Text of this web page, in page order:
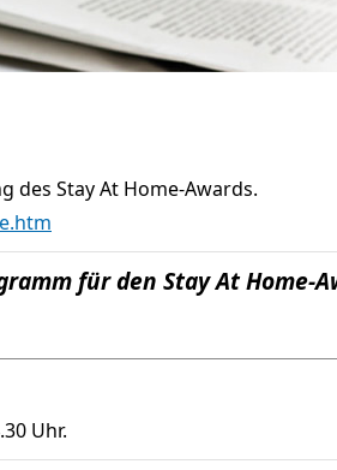
des Stay At Home-Awards.
für den Stay At Home-
Uhr.